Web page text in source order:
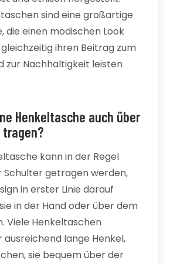
sind eine großartige
die einen modischen Look
ihren Beitrag zum
zur Nachhaltigkeit leisten
Henkeltasche auch über
kann in der Regel
Schulter getragen werden,
in erster Linie darauf
in der Hand oder über dem
Viele Henkeltaschen
lange Henkel,
sie bequem über der